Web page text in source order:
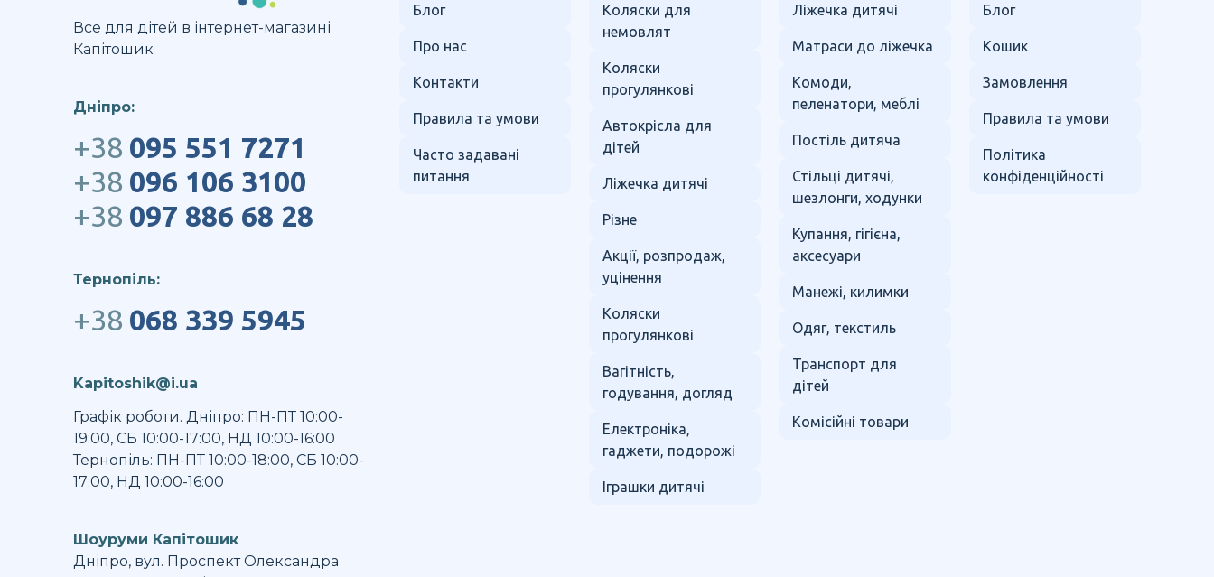
Все для дітей в інтернет-магазині
Капітошик
Дніпро:
+38 095 551 7271
+38 096 106 3100
+38 097 886 68 28
Тернопіль:
+38 068 339 5945
Kapitoshik@i.ua
Графік роботи. Дніпро: ПН-ПТ 10:00-
19:00, СБ 10:00-17:00, НД 10:00-16:00
Тернопіль: ПН-ПТ 10:00-18:00, СБ 10:00-
17:00, НД 10:00-16:00
Шоуруми Капітошик
Дніпро, вул. Проспект Олександра
Блог
Про нас
Контакти
Правила та умови
Часто задавані
питання
Коляски для
немовлят
Коляски
прогулянкові
Автокрісла для
дітей
Ліжечка дитячі
Різне
Акції, розпродаж,
уцінення
Коляски
прогулянкові
Вагітність,
годування, догляд
Електроніка,
гаджети, подорожі
Іграшки дитячі
Ліжечка дитячі
Матраси до ліжечка
Комоди,
пеленатори, меблі
Постіль дитяча
Стільці дитячі,
шезлонги, ходунки
Купання, гігієна,
аксесуари
Манежі, килимки
Одяг, текстиль
Транспорт для
дітей
Комісійні товари
Блог
Кошик
Замовлення
Правила та умови
Політика
конфіденційності